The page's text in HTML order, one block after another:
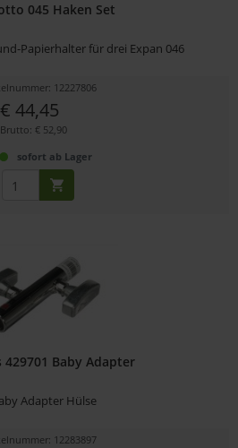
045 Haken Set
Papierhalter für drei Expan 046
12227806
€ 44,45
Brutto: € 52,90
sofort ab Lager
Baby Adapter
Adapter Hülse
12283897